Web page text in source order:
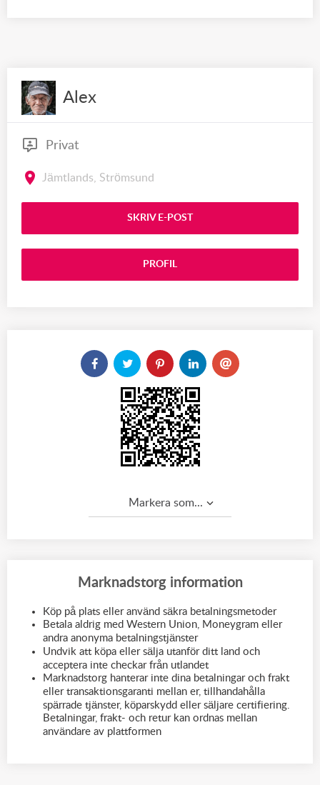
Alex
Privat
Jämtlands, Strömsund
SKRIV E-POST
PROFIL
Markera som...
Marknadstorg information
Köp på plats eller använd säkra betalningsmetoder
Betala aldrig med Western Union, Moneygram eller
andra anonyma betalningstjänster
Undvik att köpa eller sälja utanför ditt land och
acceptera inte checkar från utlandet
Marknadstorg hanterar inte dina betalningar och frakt
eller transaktionsgaranti mellan er, tillhandahålla
spärrade tjänster, köparskydd eller säljare certifiering.
Betalningar, frakt- och retur kan ordnas mellan
användare av plattformen